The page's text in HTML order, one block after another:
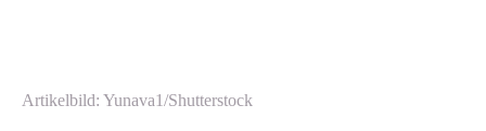
Artikelbild: Yunava1/Shutterstock